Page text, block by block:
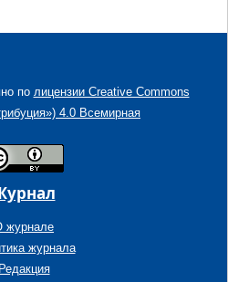
по лицензии Creative Commons
4.0 Всемирная
журнале
журнала
Редакция